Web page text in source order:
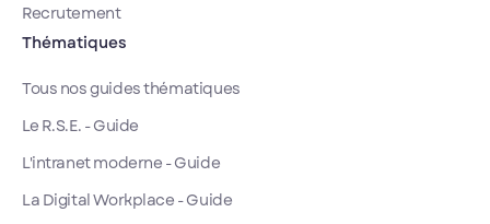
Recrutement
Thématiques
Tous nos guides thématiques
Le R.S.E. - Guide
L'intranet moderne - Guide
La Digital Workplace - Guide